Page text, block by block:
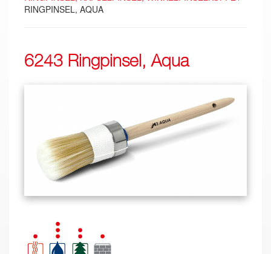
RINGPINSEL, AQUA
6243 Ringpinsel, Aqua